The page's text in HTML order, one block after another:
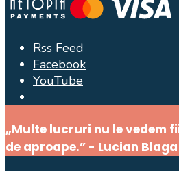
Rss Feed
Facebook
YouTube
Window
„Multe lucruri nu le vedem
de aproape.” - Lucian Blaga